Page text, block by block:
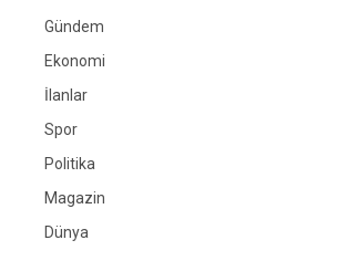
Gündem
Ekonomi
İlanlar
Spor
Politika
Magazin
Dünya